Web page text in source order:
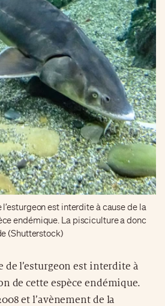
est interdite à cause de la
endémique. La pisciculture a donc
(Shutterstock)
de l’esturgeon est interdite à
de cette espèce endémique.
et l’avènement de la